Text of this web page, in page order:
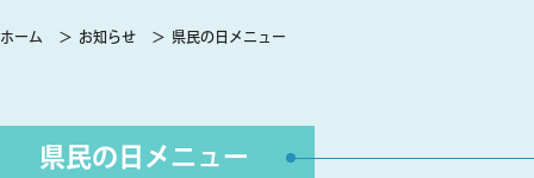
ホーム お知らせ 県民の日メニュー
県民の日メニュー